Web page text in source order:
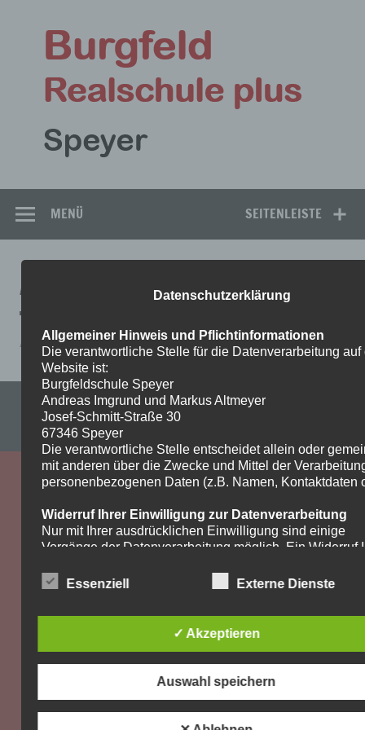
springen
SEITENLEISTE
MENÜ
AUFGABEN_6A_E_18.5.
Aufgaben_6a_E_18.5.
Impressum & Datenschutzerklärung
WordPress-Theme: Dynamic News von ThemeZee.
Datenschutzerklärung
Allgemeiner Hinweis und Pflichtinformationen
Die verantwortliche Stelle für die Datenverarbeitung auf
Website ist:
Burgfeldschule Speyer
Andreas Imgrund und Markus Altmeyer
Josef-Schmitt-Straße 30
67346 Speyer
Die verantwortliche Stelle entscheidet allein oder
mit anderen über die Zwecke und Mittel der
personenbezogenen Daten (z.B. Namen, Kontaktdaten
Widerruf Ihrer Einwilligung zur Datenverarbeitung
Nur mit Ihrer ausdrücklichen Einwilligung sind einige
Vorgänge der Datenverarbeitung möglich. Ein Widerruf
Widerruf genügt eine formlose Mitteilung per E-Mail. Die
Recht auf Beschwerde bei der zuständigen
Aufsichtsbehörde
Als Betroffener steht Ihnen im Falle eines
der zuständigen Aufsichtsbehörde zu. Zuständige
Aufsichtsbehörde bezüglich datenschutzrechtlicher
Essenziell Externe Dienste
✓ Akzeptieren
Auswahl speichern